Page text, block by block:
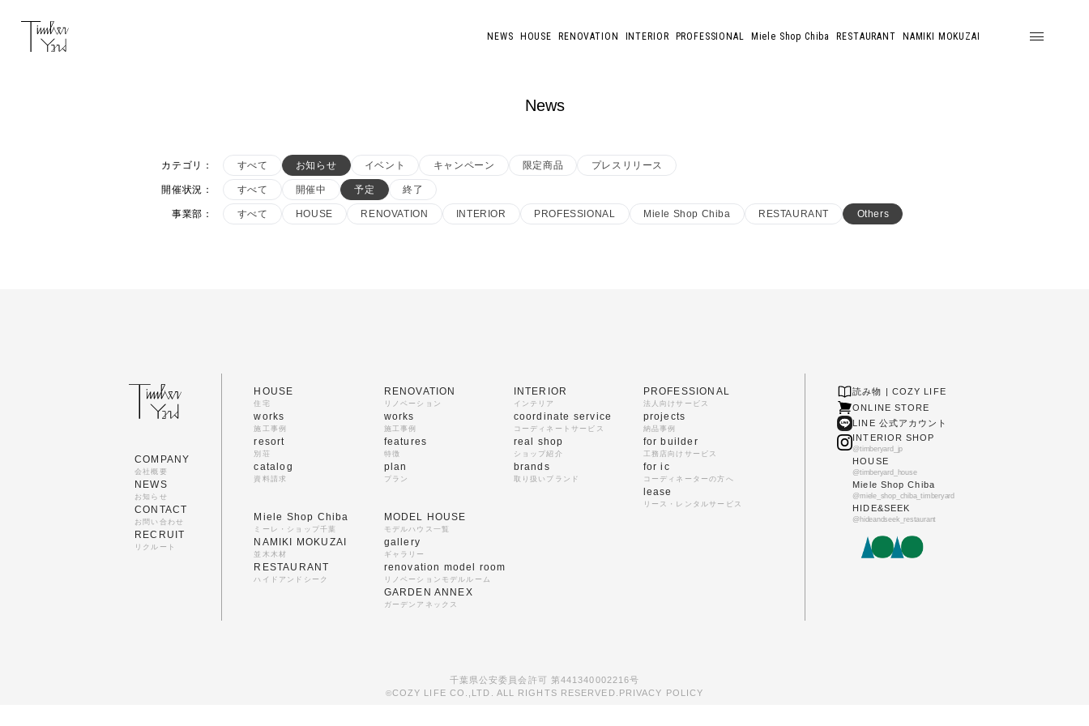
NEWS HOUSE RENOVATION INTERIOR PROFESSIONAL Miele Shop Chiba RESTAURANT NAMIKI MOKUZAI
News
カテゴリ ： すべて お知らせ イベント キャンペーン 限定商品 プレスリリース
開催状況 ： すべて 開催中 予定 終了
事業部 ： すべて HOUSE RENOVATION INTERIOR PROFESSIONAL Miele Shop Chiba RESTAURANT Others
COMPANY
会社概要
NEWS
お知らせ
CONTACT
お問い合わせ
RECRUIT
リクルート
HOUSE
住宅
works
施工事例
resort
別荘
catalog
資料請求
RENOVATION
リノベーション
works
施工事例
features
特徴
plan
プラン
INTERIOR
インテリア
coordinate service
コーディネートサービス
real shop
ショップ紹介
brands
取り扱いブランド
PROFESSIONAL
法人向けサービス
projects
納品事例
for builder
工務店向けサービス
for ic
コーディネーターの方へ
lease
リース・レンタルサービス
Miele Shop Chiba
ミーレ・ショップ千葉
NAMIKI MOKUZAI
並木木材
RESTAURANT
ハイドアンドシーク
MODEL HOUSE
モデルハウス一覧
gallery
ギャラリー
renovation model room
リノベーションモデルルーム
GARDEN ANNEX
ガーデンアネックス
読み物 | COZY LIFE
ONLINE STORE
LINE 公式アカウント
INTERIOR SHOP
@timberyard_jp
HOUSE
@timberyard_house
Miele Shop Chiba
@miele_shop_chiba_timberyard
HIDE&SEEK
@hideandseek_restaurant
千葉県公安委員会許可 第441340002216号
©COZY LIFE CO.,LTD. ALL RIGHTS RESERVED. PRIVACY POLICY